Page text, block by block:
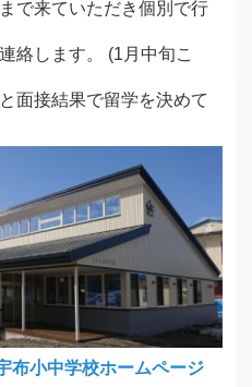
で来ていただき個別で行
絡します。 (1月中旬こ
面接結果で留学を決めて
小中学校ホームページ